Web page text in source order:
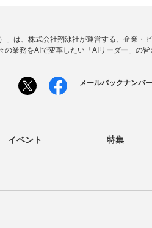
」は、株式会社翔泳社が運営する、企業
業務をAIで変革したい「AIリーダー」の
メールバックナンバー
イベント 特集